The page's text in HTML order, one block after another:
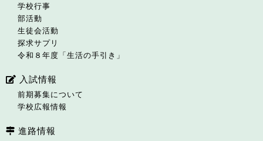
学校行事
部活動
生徒会活動
探求サプリ
令和８年度「生活の手引き」
入試情報
前期募集について
学校広報情報
進路情報